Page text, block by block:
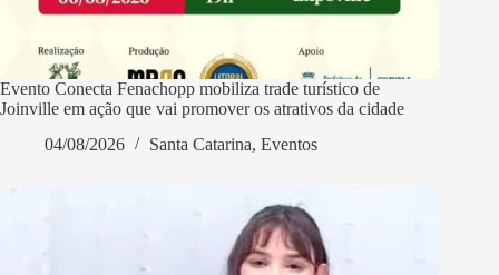
Evento Conecta Fenachopp mobiliza trade turístico de
Joinville em ação que vai promover os atrativos da cidade
04/08/2026
Santa Catarina, Eventos